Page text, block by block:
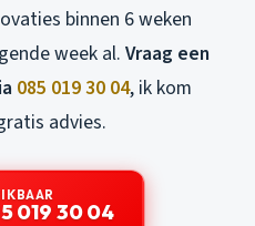
binnen 6 weken
week al. Vraag een
085 019 30 04, ik kom
advies.
019 30 04